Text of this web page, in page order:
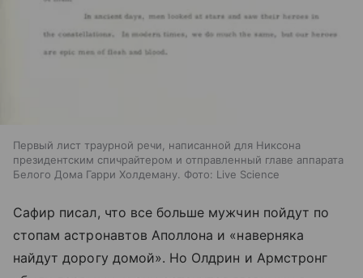
Первый лист траурной речи, написанной для Никсона
президентским спичрайтером и отправленный главе аппарата
Белого Дома Гарри Холдеману. Фото: Live Science
Сафир писал, что все больше мужчин пойдут по
стопам астронавтов Аполлона и «наверняка
найдут дорогу домой». Но Олдрин и Армстронг